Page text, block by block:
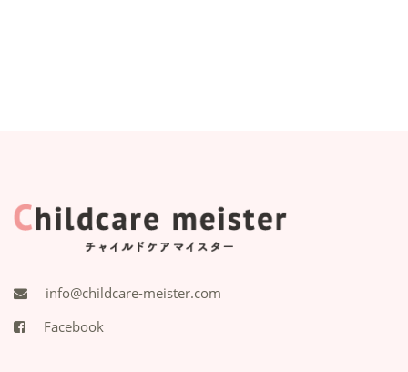
info@childcare-meister.com
Facebook